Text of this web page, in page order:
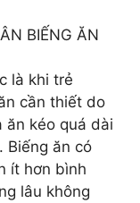
BIẾNG ĂN
là khi trẻ
cần thiết do
ăn kéo quá dài
Biếng ăn có
ít hơn bình
lâu không